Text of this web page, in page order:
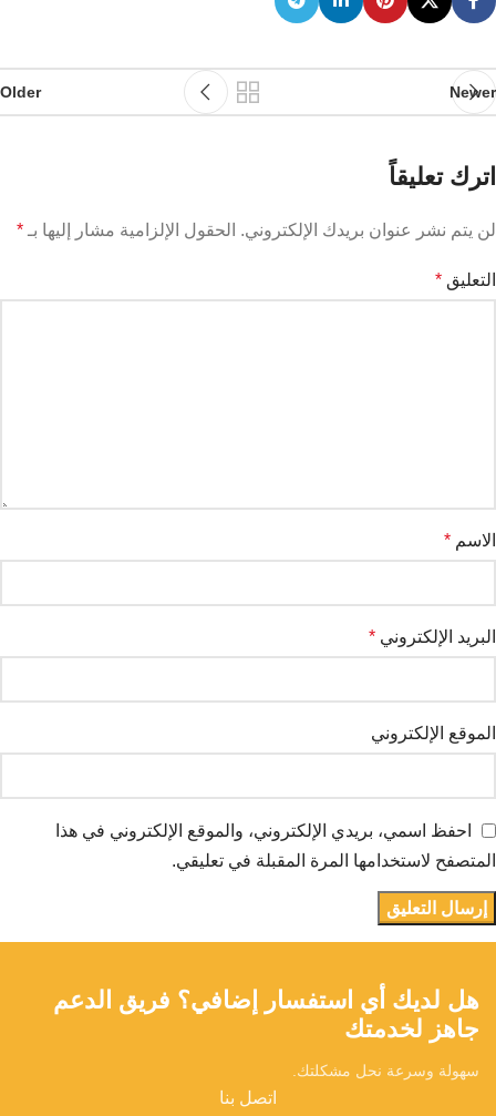
Newer
Older
اترك تعليقاً
لن يتم نشر عنوان بريدك الإلكتروني. الحقول الإلزامية مشار إليها بـ *
التعليق *
الاسم *
البريد الإلكتروني *
الموقع الإلكتروني
احفظ اسمي، بريدي الإلكتروني، والموقع الإلكتروني في هذا
المتصفح لاستخدامها المرة المقبلة في تعليقي.
هل لديك أي استفسار إضافي؟ فريق الدعم
جاهز لخدمتك
سهولة وسرعة نحل مشكلتك.
اتصل بنا